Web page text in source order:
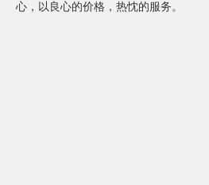
心，以良心的价格，热忱的服务。